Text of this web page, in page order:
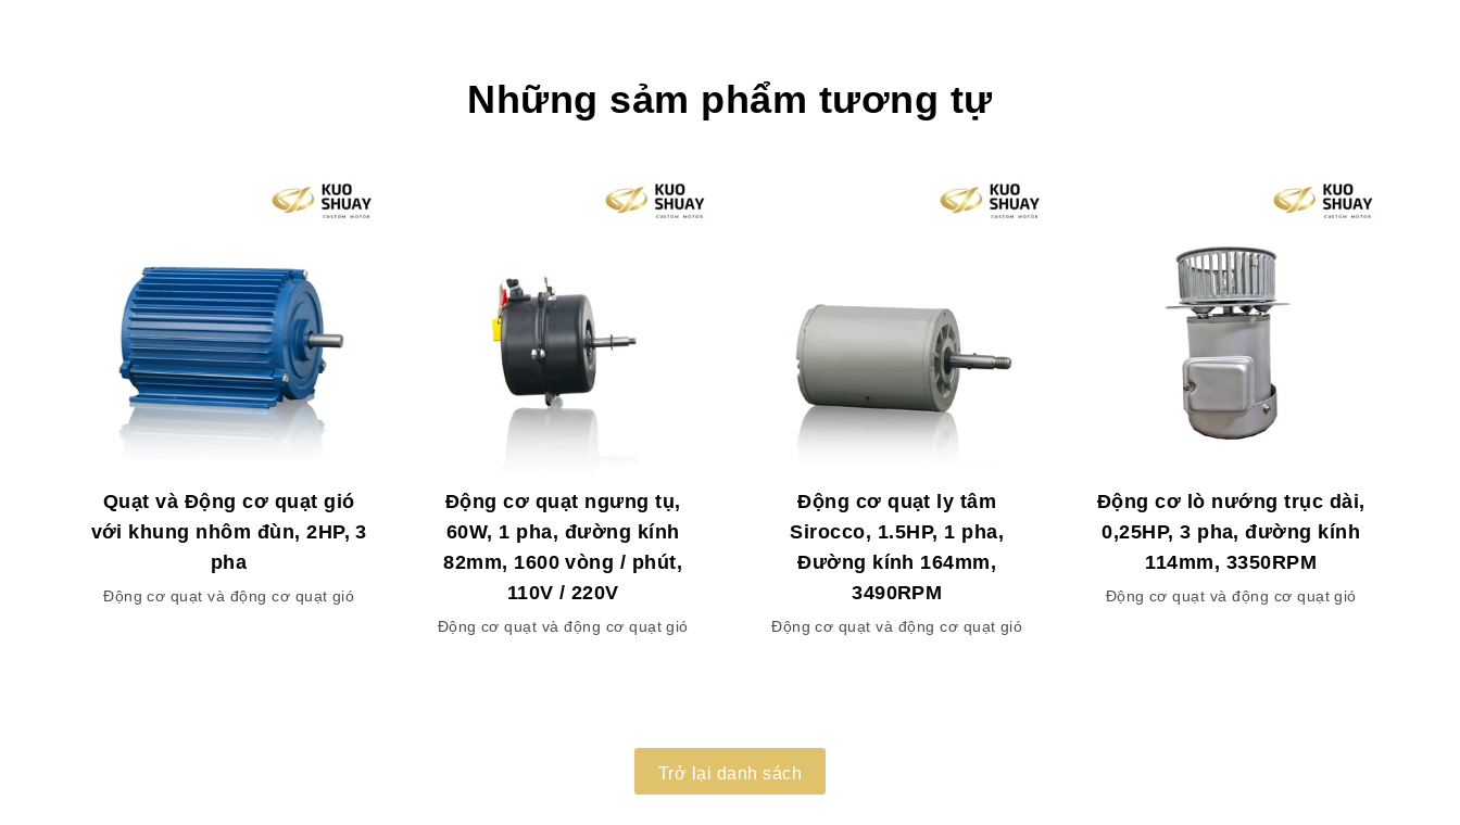
Những sảm phẩm tương tự
Quạt và Động cơ quạt gió
với khung nhôm đùn, 2HP, 3
pha
Động cơ quạt và động cơ quạt gió
Động cơ quạt ngưng tụ,
60W, 1 pha, đường kính
82mm, 1600 vòng / phút,
110V / 220V
Động cơ quạt và động cơ quạt gió
Động cơ quạt ly tâm
Sirocco, 1.5HP, 1 pha,
Đường kính 164mm,
3490RPM
Động cơ quạt và động cơ quạt gió
Động cơ lò nướng trục dài,
0,25HP, 3 pha, đường kính
114mm, 3350RPM
Động cơ quạt và động cơ quạt gió
Trở lại danh sách